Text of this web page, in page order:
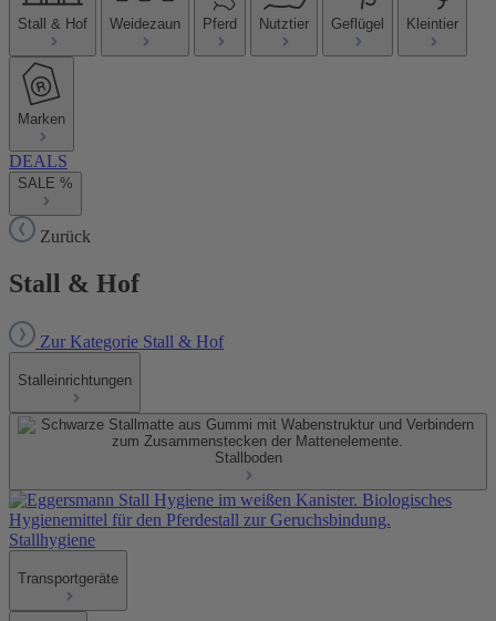
Stall & Hof Weidezaun Pferd Nutztier Geflügel Kleintier
Marken
DEALS
SALE %
Zurück
Stall & Hof
Zur Kategorie Stall & Hof
Stalleinrichtungen
Stallboden
Stallhygiene
Transportgeräte